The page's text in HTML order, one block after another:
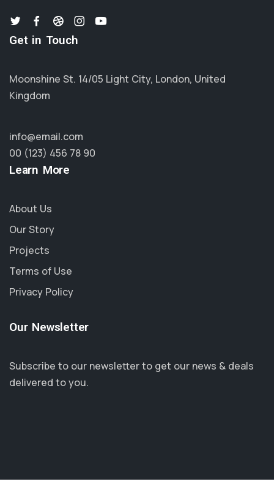
Get in Touch
Moonshine St. 14/05 Light City, London, United
Kingdom
info@email.com
00 (123) 456 78 90
Learn More
About Us
Our Story
Projects
Terms of Use
Privacy Policy
Our Newsletter
Subscribe to our newsletter to get our news & deals
delivered to you.